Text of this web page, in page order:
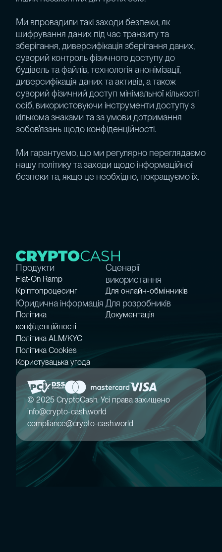
Ми впровадили такі заходи безпеки, як
шифрування даних під час транзиту та
зберігання, диверсифікація зберігання даних,
суворий контроль фізичного доступу до
будівель та файлів, технологія анонімізації,
диверсифікація даних та активів, а також
суворий фізичний доступ мінімальної кількості
осіб, використовуючи інструменти доступу з
кількома знаками та за умови дотримання
зобов'язань щодо конфіденційності.
Ми гарантуємо, що ми регулярно переглядаємо
нашу політику та заходи щодо інформаційної
безпеки та, якщо це необхідно, покращуємо їх.
Продукти
Fiat-On Ramp
Крiптопроцесинг
Сценарії
використання
Для онлайн-обмінників
Юридична інформація
Політика
конфіденційності
Політика ALM/KYC
Політика Cookies
Користувацька угода
Для розробників
Документація
© 2025 CryptoCash. Усі права захищено
info@crypto-cash.world
compliance@crypto-cash.world